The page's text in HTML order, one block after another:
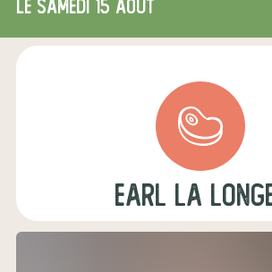
le samedi 15 août
earl la